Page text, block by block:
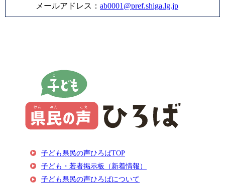
メールアドレス： ab0001@pref.shiga.lg.jp
子ども県民の声ひろばTOP
子ども・若者掲示板（新着情報）
子ども県民の声ひろばについて